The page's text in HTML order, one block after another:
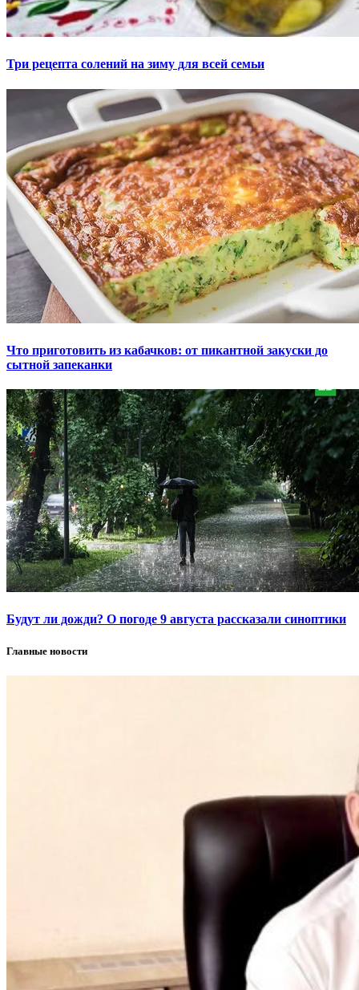
Три рецепта солений на зиму для всей семьи
Что приготовить из кабачков: от пикантной закуски до
сытной запеканки
Будут ли дожди? О погоде 9 августа рассказали синоптики
Главные новости